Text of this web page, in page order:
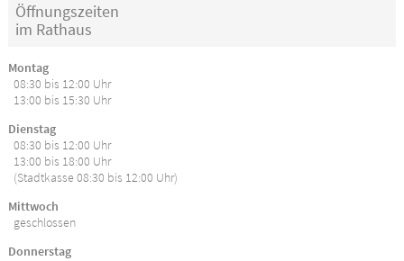
Öffnungszeiten
im Rathaus
Montag
08:30 bis 12:00 Uhr
13:00 bis 15:30 Uhr
Dienstag
08:30 bis 12:00 Uhr
13:00 bis 18:00 Uhr
(Stadtkasse 08:30 bis 12:00 Uhr)
Mittwoch
geschlossen
Donnerstag